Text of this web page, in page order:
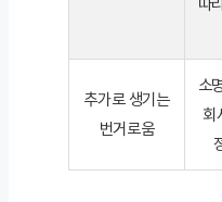
추가로 생기는
번거로움
소
회